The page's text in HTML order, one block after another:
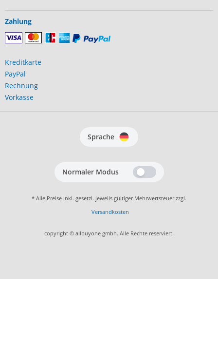
Zahlung
Kreditkarte
PayPal
Rechnung
Vorkasse
Sprache
Normaler Modus
* Alle Preise inkl. gesetzl. jeweils gültiger Mehrwertsteuer zzgl.
Versandkosten
copyright © allbuyone gmbh. Alle Rechte reserviert.